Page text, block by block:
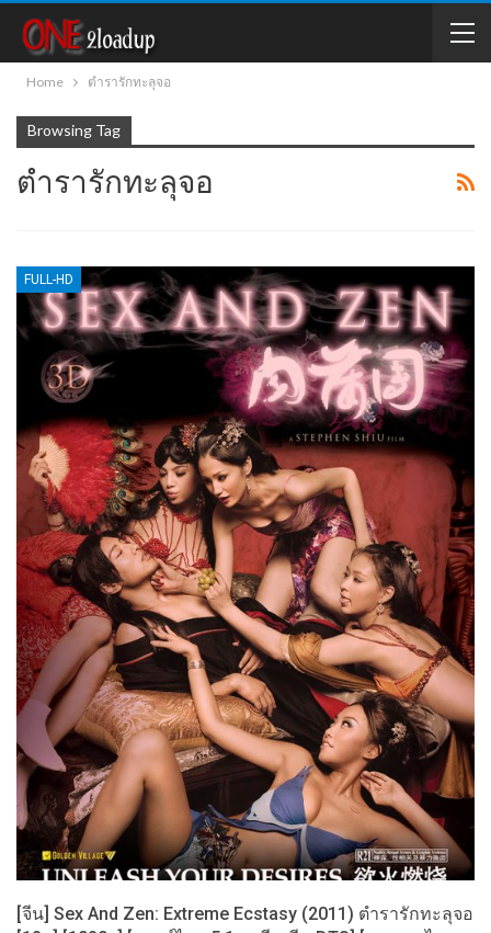
Home ตำรารักทะลุจอ
Browsing Tag
ตำรารักทะลุจอ
FULL-HD
[จีน] Sex And Zen: Extreme Ecstasy (2011) ตำรารักทะลุจอ